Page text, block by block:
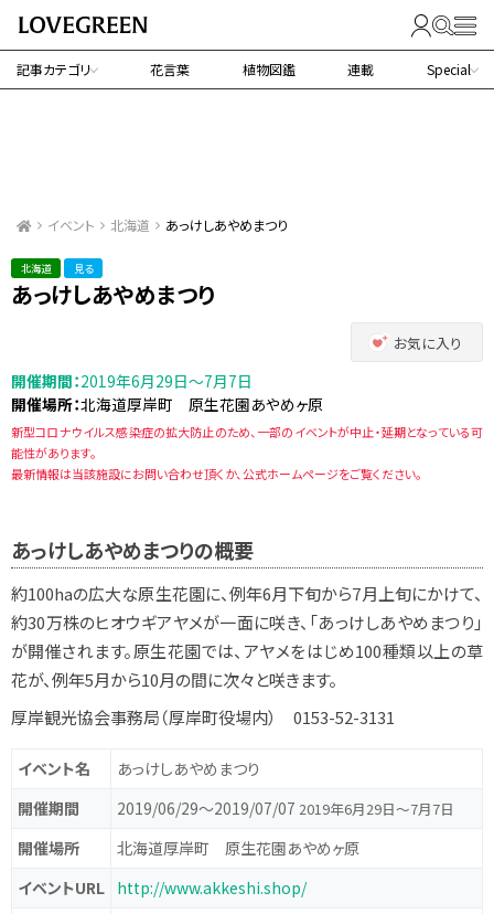
記事カテゴリ 花言葉 植物図鑑 連載 Special
イベント 北海道 あっけしあやめまつり
北海道 見る
あっけしあやめまつり
お気に入り
開催期間：2019年6月29日～7月7日
開催場所：北海道厚岸町 原生花園あやめヶ原
新型コロナウイルス感染症の拡大防止のため、一部のイベントが中止・延期となっている可
能性があります。
最新情報は当該施設にお問い合わせ頂くか、公式ホームページをご覧ください。
あっけしあやめまつりの概要
約100haの広大な原生花園に、例年6月下旬から7月上旬にかけて、
約30万株のヒオウギアヤメが一面に咲き、「あっけしあやめまつり」
が開催されます。原生花園では、アヤメをはじめ100種類以上の草
花が、例年5月から10月の間に次々と咲きます。
厚岸観光協会事務局（厚岸町役場内） 0153-52-3131
イベント名
あっけしあやめまつり
開催期間
2019/06/29〜2019/07/07 2019年6月29日～7月7日
開催場所
北海道厚岸町 原生花園あやめヶ原
イベントURL http://www.akkeshi.shop/